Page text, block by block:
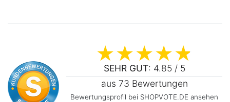
SEHR GUT: 4.85 / 5
aus 73 Bewertungen
Bewertungsprofil bei SHOPVOTE.DE ansehen